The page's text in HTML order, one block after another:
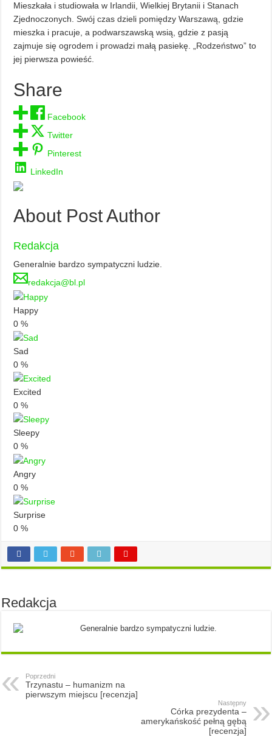
Mieszkała i studiowała w Irlandii, Wielkiej Brytanii i Stanach
Zjednoczonych. Swój czas dzieli pomiędzy Warszawą, gdzie
mieszka i pracuje, a podwarszawską wsią, gdzie z pasją
zajmuje się ogrodem i prowadzi małą pasiekę. „Rodzeństwo” to
jej pierwsza powieść.
Share
Facebook
Twitter
Pinterest
LinkedIn
About Post Author
Redakcja
Generalnie bardzo sympatyczni ludzie.
redakcja@bl.pl
Happy
0 %
Sad
0 %
Excited
0 %
Sleepy
0 %
Angry
0 %
Surprise
0 %
Redakcja
Generalnie bardzo sympatyczni ludzie.
Poprzedni
Trzynastu – humanizm na
pierwszym miejscu [recenzja]
Następny
Córka prezydenta –
amerykańskość pełną gębą
[recenzja]